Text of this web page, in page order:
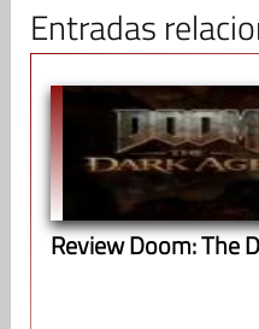
Entradas
Review Doom: The